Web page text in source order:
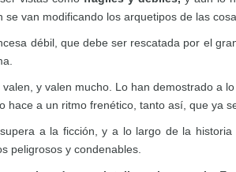
se van modificando los arquetipos de las
débil, que debe ser rescatada por el
valen, y valen mucho. Lo han demostrado a
hace a un ritmo frenético, tanto así, que ya
a la ficción, y a lo largo de la
peligrosos y condenables.